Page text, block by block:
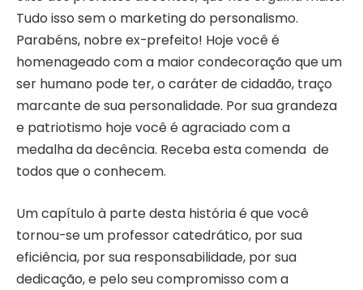
Tudo isso sem o marketing do personalismo.
Parabéns, nobre ex-prefeito! Hoje você é
homenageado com a maior condecoração que um
ser humano pode ter, o caráter de cidadão, traço
marcante de sua personalidade. Por sua grandeza
e patriotismo hoje você é agraciado com a
medalha da decência. Receba esta comenda de
todos que o conhecem.
Um capítulo à parte desta história é que você
tornou-se um professor catedrático, por sua
eficiência, por sua responsabilidade, por sua
dedicação, e pelo seu compromisso com a